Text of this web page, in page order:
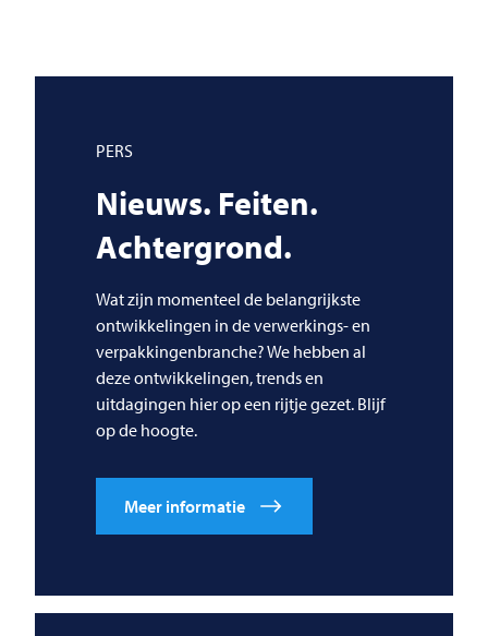
PERS
Nieuws. Feiten.
Achtergrond.
Wat zijn momenteel de belangrijkste
ontwikkelingen in de verwerkings- en
verpakkingenbranche? We hebben al
deze ontwikkelingen, trends en
uitdagingen hier op een rijtje gezet. Blijf
op de hoogte.
Meer informatie